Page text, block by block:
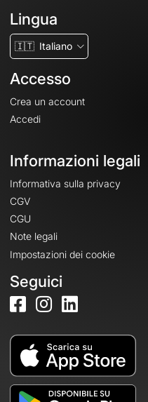
Lingua
🇮🇹 Italiano
Accesso
Crea un account
Accedi
Informazioni legali
Informativa sulla privacy
CGV
CGU
Note legali
Impostazioni dei cookie
Seguici